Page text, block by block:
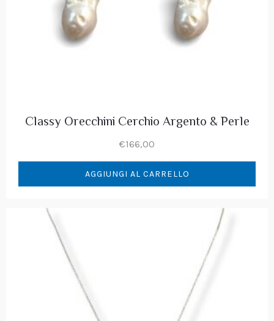
Classy Orecchini Cerchio Argento & Perle
€166,00
AGGIUNGI AL CARRELLO